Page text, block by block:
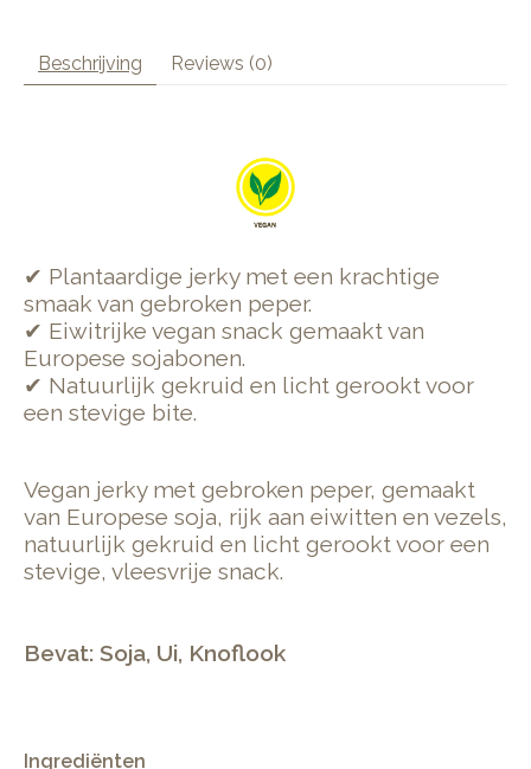
Beschrijving Reviews (0)
✔ Plantaardige jerky met een krachtige
smaak van gebroken peper.
✔ Eiwitrijke vegan snack gemaakt van
Europese sojabonen.
✔ Natuurlijk gekruid en licht gerookt voor
een stevige bite.
Vegan jerky met gebroken peper, gemaakt
van Europese soja, rijk aan eiwitten en vezels,
natuurlijk gekruid en licht gerookt voor een
stevige, vleesvrije snack.
Bevat: Soja, Ui, Knoflook
Ingrediënten